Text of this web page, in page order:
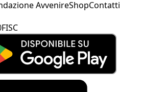
AvvenireShopContatti
FISC